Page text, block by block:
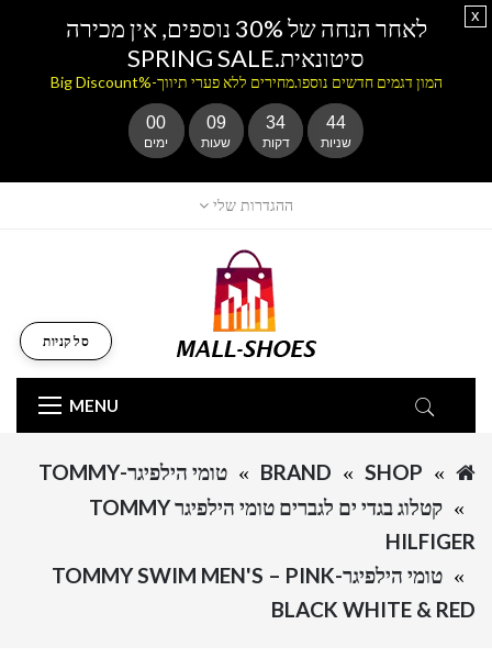
ההגדרות שלי
MENU
סל קניות
SHOP
BRAND
טומי הילפיגר-TOMMY
קטלוג בגדי ים לגברים טומי הילפיגר TOMMY
HILFIGER
טומי הילפיגר-TOMMY SWIM MEN'S – PINK
BLACK WHITE & RED
לאחר הנחה של 30% נוספים, אין מכירה
סיטונאית.SPRING SALE
המון דגמים חדשים נוספו.מחירים ללא פערי תיווך-%Big Discount
00
ימים
09
שעות
34
דקות
44
שניות
x